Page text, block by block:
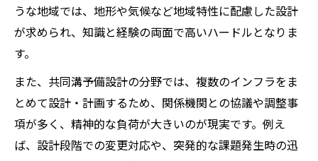
うな地域では、地形や気候など地域特性に配慮した設計
が求められ、知識と経験の両面で高いハードルとなりま
す。
また、共同溝予備設計の分野では、複数のインフラをま
とめて設計・計画するため、関係機関との協議や調整事
項が多く、精神的な負荷が大きいのが現実です。例え
ば、設計段階での変更対応や、突発的な課題発生時の迅